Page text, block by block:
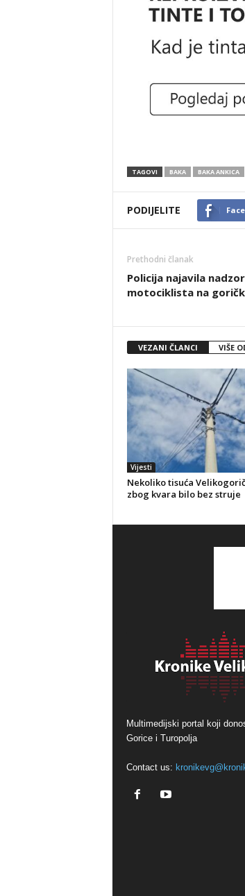
TAGOVI BAKA BAKA ANKICA
PODIJELITE
Prethodni članak
Policija najavila
motociklista na
VEZANI ČLANCI VIŠE
Vijesti
Nekoliko tisuća
zbog kvara bilo bez struje
Multimedijski portal koji
Gorice i Turopolja
Contact us: